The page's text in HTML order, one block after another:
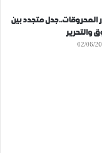
المحروقات..جدل متجدد بين
والتحرير
02/06/